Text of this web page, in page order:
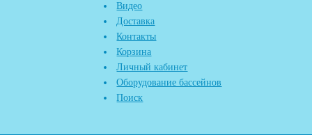
Видео
Доставка
Контакты
Корзина
Личный кабинет
Оборудование бассейнов
Поиск